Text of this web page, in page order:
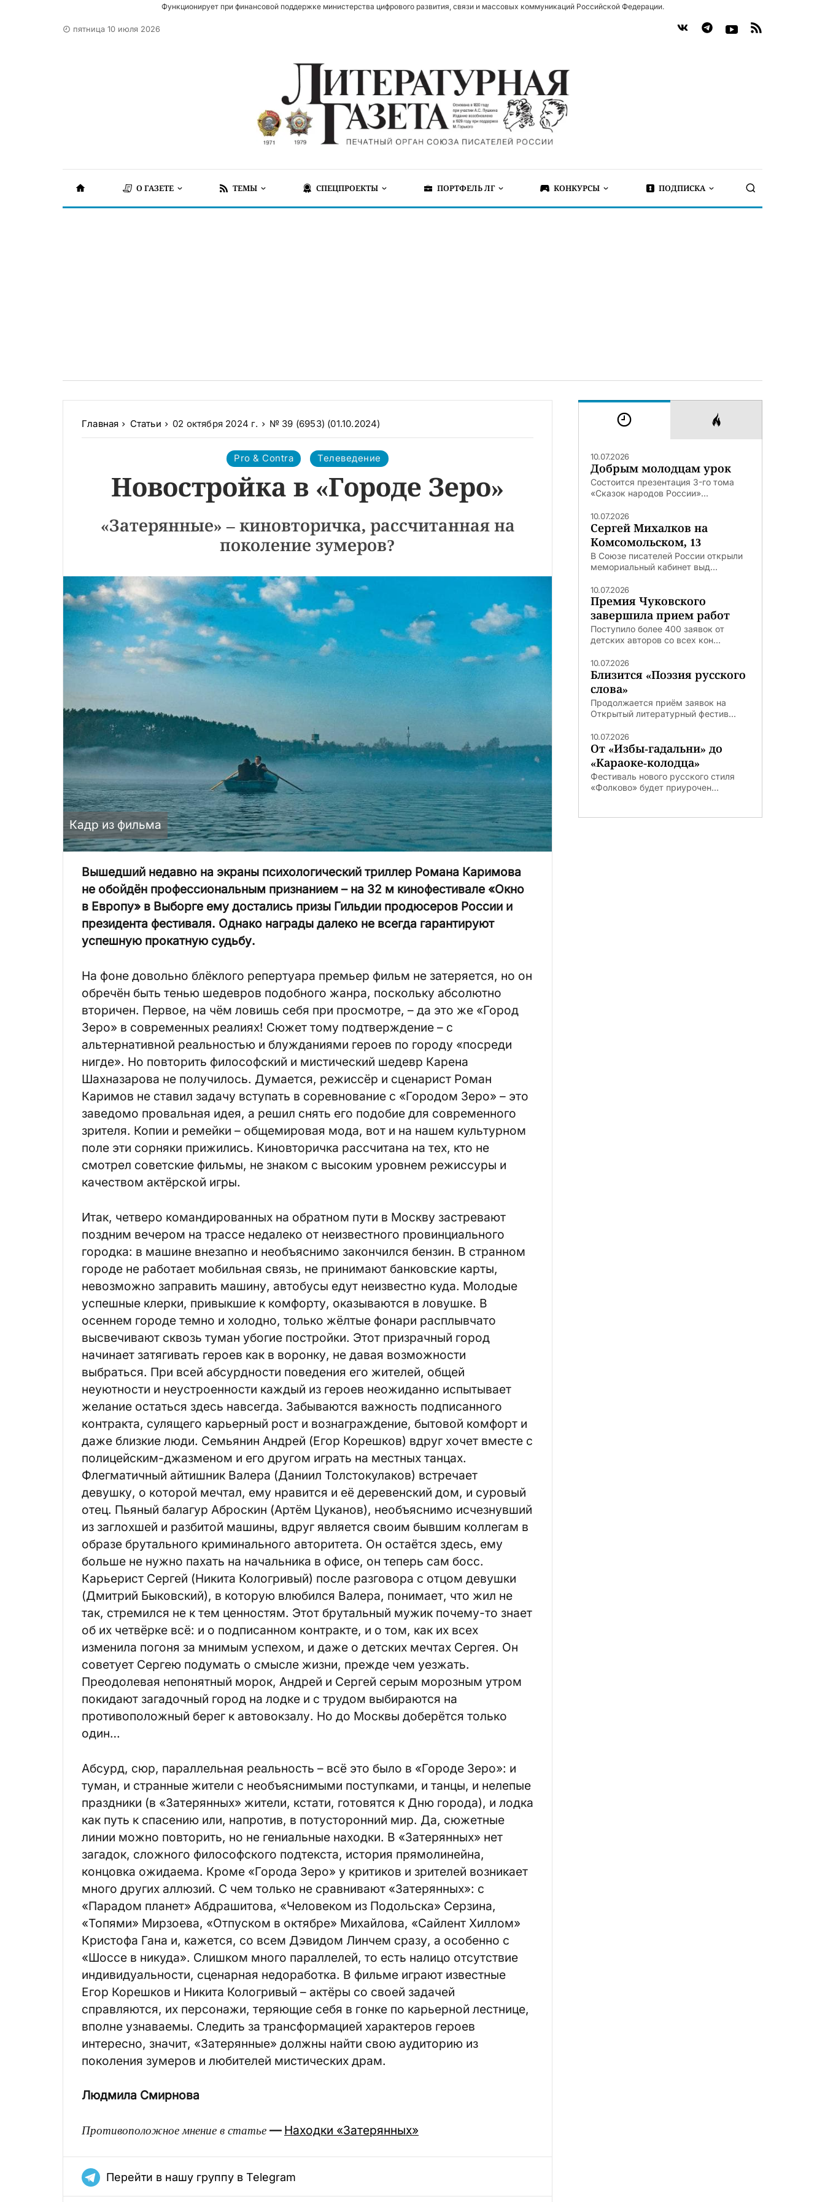
Функционирует при финансовой поддержке министерства цифрового развития, связи и массовых коммуникаций Российской Федерации.
пятница 10 июля 2026
О ГАЗЕТЕ ТЕМЫ СПЕЦПРОЕКТЫ ПОРТФЕЛЬ ЛГ КОНКУРСЫ ПОДПИСКА
Главная Статьи 02 октября 2024 г. № 39 (6953) (01.10.2024)
Pro & Contra Телеведение
Новостройка в «Городе Зеро»
«Затерянные» – киновторичка, рассчитанная на
поколение зумеров?
Кадр из фильма
Вышедший недавно на экраны психологический триллер Романа Каримова
не обойдён профессиональным признанием – на 32 м кинофестивале «Окно
в Европу» в Выборге ему достались призы Гильдии продюсеров России и
президента фестиваля. Однако награды далеко не всегда гарантируют
успешную прокатную судьбу.
На фоне довольно блёклого репертуара премьер фильм не затеряется, но он
обречён быть тенью шедевров подобного жанра, поскольку абсолютно
вторичен. Первое, на чём ловишь себя при просмотре, – да это же «Город
Зеро» в современных реалиях! Сюжет тому подтверждение – с
альтернативной реальностью и блужданиями героев по городу «посреди
нигде». Но повторить философский и мистический шедевр Карена
Шахназарова не получилось. Думается, режиссёр и сценарист Роман
Каримов не ставил задачу вступать в соревнование с «Городом Зеро» – это
заведомо провальная идея, а решил снять его подобие для современного
зрителя. Копии и ремейки – общемировая мода, вот и на нашем культурном
поле эти сорняки прижились. Киновторичка рассчитана на тех, кто не
смотрел советские фильмы, не знаком с высоким уровнем режиссуры и
качеством актёрской игры.
Итак, четверо командированных на обратном пути в Москву застревают
поздним вечером на трассе недалеко от неизвестного провинциального
городка: в машине внезапно и необъяснимо закончился бензин. В странном
городе не работает мобильная связь, не принимают банковские карты,
невозможно заправить машину, автобусы едут неизвестно куда. Молодые
успешные клерки, привыкшие к комфорту, оказываются в ловушке. В
осеннем городе темно и холодно, только жёлтые фонари расплывчато
высвечивают сквозь туман убогие постройки. Этот призрачный город
начинает затягивать героев как в воронку, не давая возможности
выбраться. При всей абсурдности поведения его жителей, общей
неуютности и неустроенности каждый из героев неожиданно испытывает
желание остаться здесь навсегда. Забываются важность подписанного
контракта, сулящего карьерный рост и вознаграждение, бытовой комфорт и
даже близкие люди. Семьянин Андрей (Егор Корешков) вдруг хочет вместе с
полицейским-джазменом и его другом играть на местных танцах.
Флегматичный айтишник Валера (Даниил Толстокулаков) встречает
девушку, о которой мечтал, ему нравится и её деревенский дом, и суровый
отец. Пьяный балагур Аброскин (Артём Цуканов), необъяснимо исчезнувший
из заглохшей и разбитой машины, вдруг является своим бывшим коллегам в
образе брутального криминального авторитета. Он остаётся здесь, ему
больше не нужно пахать на начальника в офисе, он теперь сам босс.
Карьерист Сергей (Никита Кологривый) после разговора с отцом девушки
(Дмитрий Быковский), в которую влюбился Валера, понимает, что жил не
так, стремился не к тем ценностям. Этот брутальный мужик почему-то знает
об их четвёрке всё: и о подписанном контракте, и о том, как их всех
изменила погоня за мнимым успехом, и даже о детских мечтах Сергея. Он
советует Сергею подумать о смысле жизни, прежде чем уезжать.
Преодолевая непонятный морок, Андрей и Сергей серым морозным утром
покидают загадочный город на лодке и с трудом выбираются на
противоположный берег к автовокзалу. Но до Москвы доберётся только
один…
Абсурд, сюр, параллельная реальность – всё это было в «Городе Зеро»: и
туман, и странные жители с необъяснимыми поступками, и танцы, и нелепые
праздники (в «Затерянных» жители, кстати, готовятся к Дню города), и лодка
как путь к спасению или, напротив, в потусторонний мир. Да, сюжетные
линии можно повторить, но не гениальные находки. В «Затерянных» нет
загадок, сложного философского подтекста, история прямолинейна,
концовка ожидаема. Кроме «Города Зеро» у критиков и зрителей возникает
много других аллюзий. С чем только не сравнивают «Затерянных»: с
«Парадом планет» Абдрашитова, «Человеком из Подольска» Серзина,
«Топями» Мирзоева, «Отпуском в октябре» Михайлова, «Сайлент Хиллом»
Кристофа Гана и, кажется, со всем Дэвидом Линчем сразу, а особенно с
«Шоссе в никуда». Слишком много параллелей, то есть налицо отсутствие
индивидуальности, сценарная недоработка. В фильме играют известные
Егор Корешков и Никита Кологривый – актёры со своей задачей
справляются, их персонажи, теряющие себя в гонке по карьерной лестнице,
вполне узнаваемы. Следить за трансформацией характеров героев
интересно, значит, «Затерянные» должны найти свою аудиторию из
поколения зумеров и любителей мистических драм.
Людмила Смирнова
Противоположное мнение в статье — Находки «Затерянных»
Перейти в нашу группу в Telegram
10.07.2026
Добрым молодцам урок
Состоится презентация 3-го тома
«Сказок народов России»...
10.07.2026
Сергей Михалков на
Комсомольском, 13
В Союзе писателей России открыли
мемориальный кабинет выд...
10.07.2026
Премия Чуковского
завершила прием работ
Поступило более 400 заявок от
детских авторов со всех кон...
10.07.2026
Близится «Поэзия русского
слова»
Продолжается приём заявок на
Открытый литературный фестив...
10.07.2026
От «Избы-гадальни» до
«Караоке-колодца»
Фестиваль нового русского стиля
«Фолково» будет приурочен...